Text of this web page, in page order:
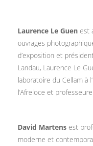
Laurence Le Guen est
ouvrages
d’exposition et
Landau, Laurence Le
laboratoire du Cellam à
l’Afreloce et
David Martens est
moderne et